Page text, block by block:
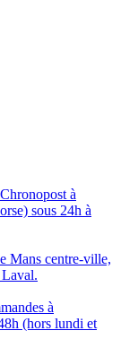
à
sous 24h à
Mans centre-ville,
à
(hors lundi et